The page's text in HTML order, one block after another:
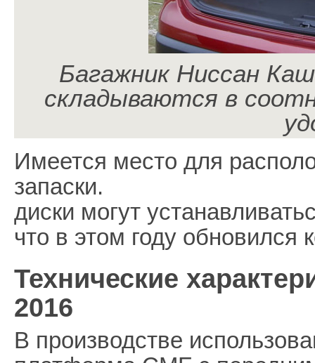
Багажник Ниссан
складываются в
Имеется место для
запаски.
диски могут
что в этом году обновился
Технические
2016
В производстве